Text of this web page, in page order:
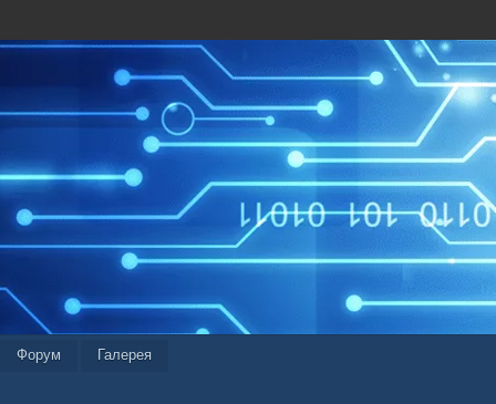
Форум Галерея